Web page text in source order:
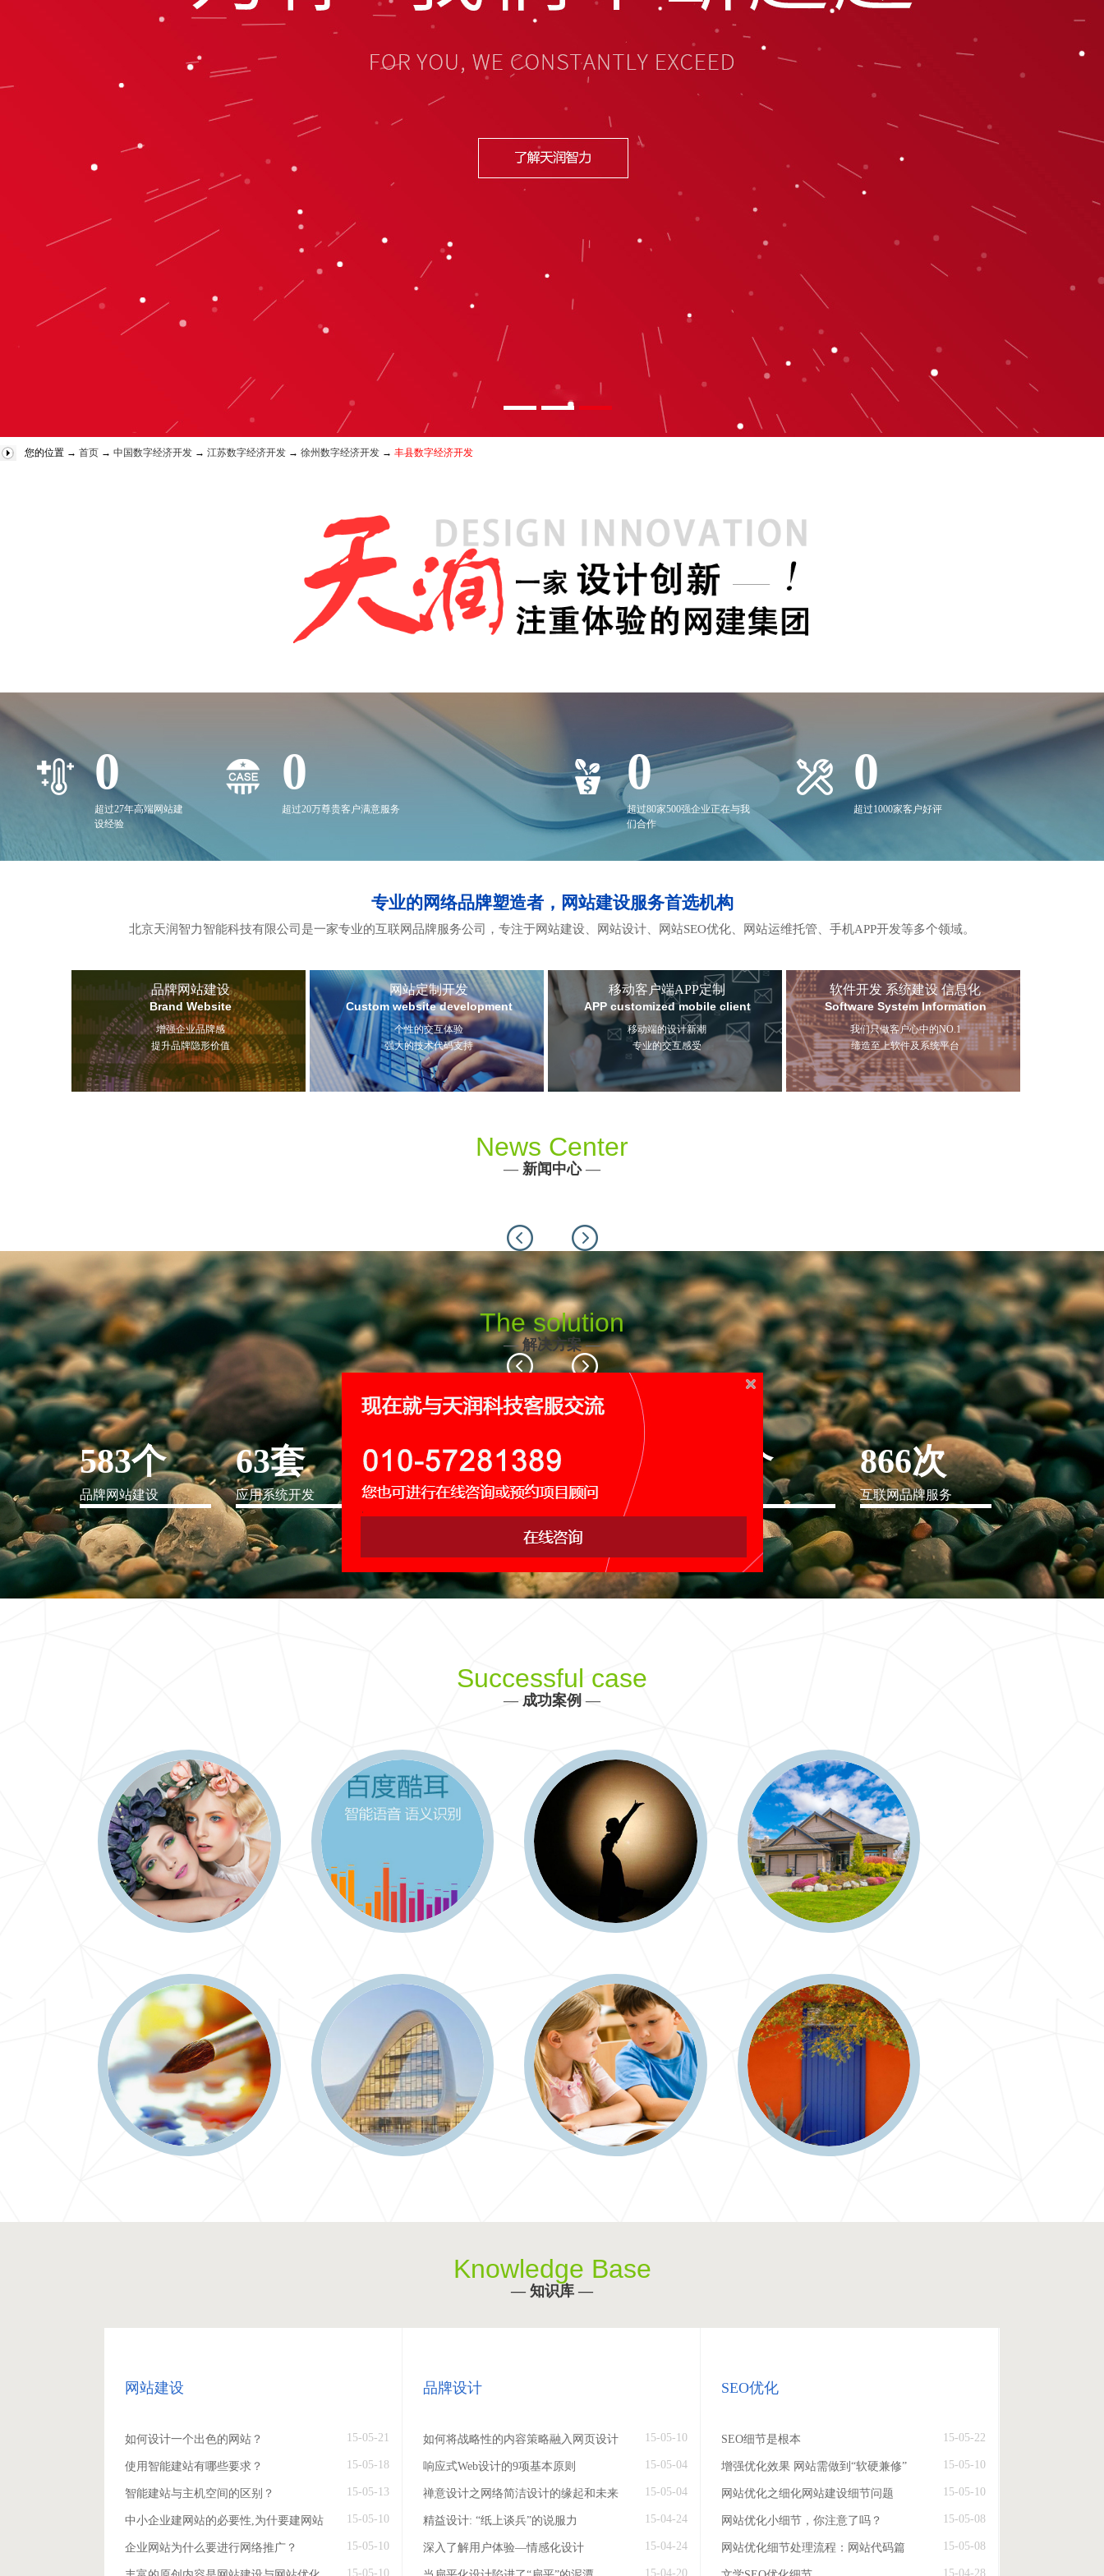
您的位置 → 首页 → 中国数字经济开发 → 江苏数字经济开发 → 徐州数字经济开发 → 丰县数字经济开发
0
超过27年高端网站建
设经验
0
超过20万尊贵客户满意服务
0
超过80家500强企业正在与我
们合作
0
超过1000家客户好评
专业的网络品牌塑造者，网站建设服务首选机构
北京天润智力智能科技有限公司是一家专业的互联网品牌服务公司，专注于网站建设、网站设计、网站SEO优化、网站运维托管、手机APP开发等多个领域。
品牌网站建设
Brand Website
增强企业品牌感
提升品牌隐形价值
网站定制开发
Custom website development
个性的交互体验
强大的技术代码支持
移动客户端APP定制
APP customized mobile client
移动端的设计新潮
专业的交互感受
软件开发 系统建设 信息化
Software System Information
我们只做客户心中的NO.1
缔造至上软件及系统平台
News Center
— 新闻中心—
Previous Next
The solution
—解决方案—
IT行业解决方案
信息爆炸时代，信息传递是否做到更新、更全、更
快
软件行业解决方案
二十一世纪要么软件行业解决方案，要么无商可务
Previous Next
583个
品牌网站建设
63套
应用系统开发
116个
网站运维托管
19个
手机APP开发
95个 866次
互联网品牌服务
Successful case
— 成功案例 —
Knowledge Base
— 知识库 —
网站建设
如何设计一个出色的网站？ 15-05-21
使用智能建站有哪些要求？ 15-05-18
智能建站与主机空间的区别？ 15-05-13
中小企业建网站的必要性,为什要建网站 15-05-10
企业网站为什么要进行网络推广？ 15-05-10
15-05-10
品牌设计
如何将战略性的内容策略融入网页设计 15-05-10
响应式Web设计的9项基本原则 15-05-04
禅意设计之网络简洁设计的缘起和未来 15-05-04
精益设计: “纸上谈兵”的说服力 15-04-24
深入了解用户体验—情感化设计 15-04-24
15-04-20
SEO优化
SEO细节是根本 15-05-22
增强优化效果 网站需做到“软硬兼修” 15-05-10
网站优化之细化网站建设细节问题 15-05-10
网站优化小细节，你注意了吗？ 15-05-08
网站优化细节处理流程：网站代码篇 15-05-08
15-04-28